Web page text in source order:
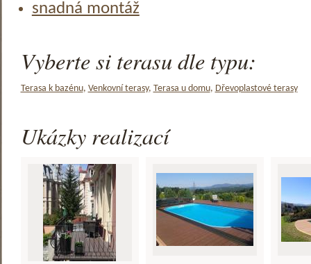
snadná montáž
Vyberte si terasu dle typu:
Terasa k bazénu, Venkovní terasy, Terasa u domu, Dřevoplastové terasy
Ukázky realizací